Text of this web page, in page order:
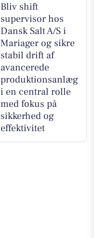
Bliv shift
supervisor hos
Dansk Salt A/S i
Mariager og sikre
stabil drift af
avancerede
produktionsanlæg
i en central rolle
med fokus på
sikkerhed og
effektivitet